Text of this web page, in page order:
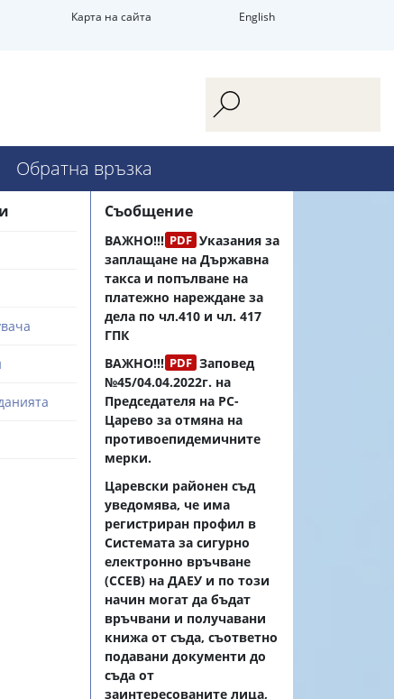
Карта на сайта English
Обратна връзка
Съобщение
ВАЖНО!!!
Указания за
заплащане на Държавна
такса и попълване на
платежно нареждане за
дела по чл.410 и чл. 417
ГПК
ВАЖНО!!!
Заповед
№45/04.04.2022г. на
Председателя на РС-
Царево за отмяна на
противоепидемичните
мерки.
Царевски районен съд
уведомява, че има
регистриран профил в
Системата за сигурно
електронно връчване
(ССEВ) на ДАЕУ и по този
начин могат да бъдат
връчвани и получавани
книжа от съда, съответно
подавани документи до
съда от
заинтересованите лица,